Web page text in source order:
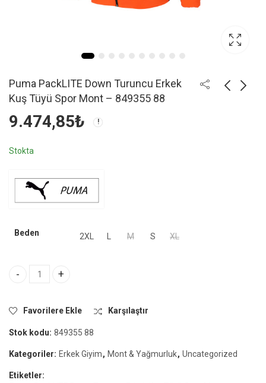
Puma PackLITE Down Turuncu Erkek
Kuş Tüyü Spor Mont – 849355 88
9.474,85₺
Stokta
Beden 2XL M S XL
Puma PackLITE Down Turuncu Erkek Kuş Tüyü Spor Mont -
Favorilere Ekle Karşılaştır
Stok kodu: 849355 88
Kategoriler: Erkek Giyim, Mont & Yağmurluk, Uncategorized
Etiketler: